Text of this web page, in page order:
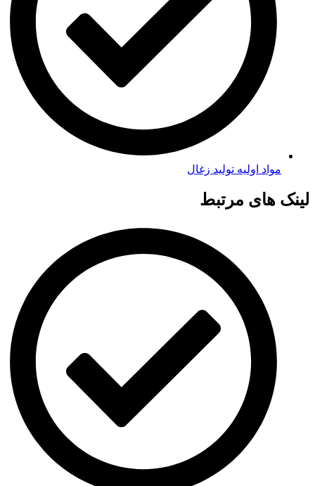
مواد اولیه تولید زغال
لینک های مرتبط